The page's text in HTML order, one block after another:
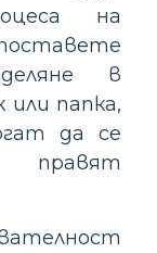
на
в
папка,
да се
правят